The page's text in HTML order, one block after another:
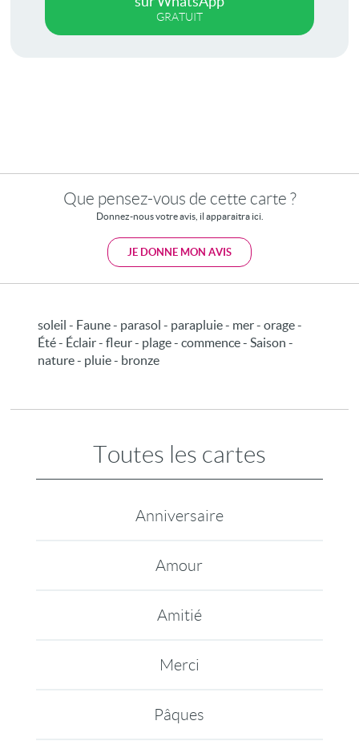
GRATUIT
Que pensez-vous de cette carte ?
Donnez-nous votre avis, il apparaitra ici.
JE DONNE MON AVIS
soleil - Faune - parasol - parapluie - mer - orage -
Été - Éclair - fleur - plage - commence - Saison -
nature - pluie - bronze
Toutes les cartes
Anniversaire
Amour
Amitié
Merci
Pâques